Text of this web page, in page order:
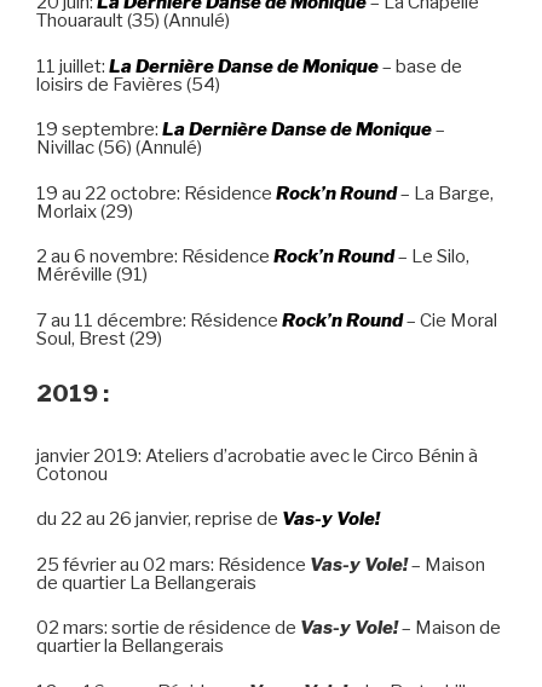
Thouarault (35) (Annulé)
11 juillet: La Dernière Danse de Monique– base de
loisirs de Favières (54)
19 septembre: La Dernière Danse de Monique–
Nivillac (56) (Annulé)
19 au 22 octobre: Résidence Rock’n Round– La Barge,
Morlaix (29)
2 au 6 novembre: Résidence Rock’n Round– Le Silo,
Méréville (91)
7 au 11 décembre: Résidence Rock’n Round– Cie Moral
Soul, Brest (29)
2019 :
janvier 2019: Ateliers d’acrobatie avec le Circo Bénin à
Cotonou
du 22 au 26 janvier, reprise de Vas-y Vole!
25 février au 02 mars: Résidence Vas-y Vole!– Maison
de quartier La Bellangerais
02 mars: sortie de résidence de Vas-y Vole!– Maison de
quartier la Bellangerais